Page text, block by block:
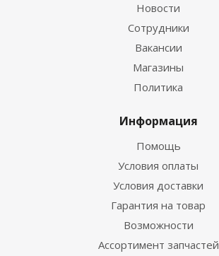
Новости
Сотрудники
Вакансии
Магазины
Политика
Информация
Помощь
Условия оплаты
Условия доставки
Гарантия на товар
Возможности
Ассортимент запчастей